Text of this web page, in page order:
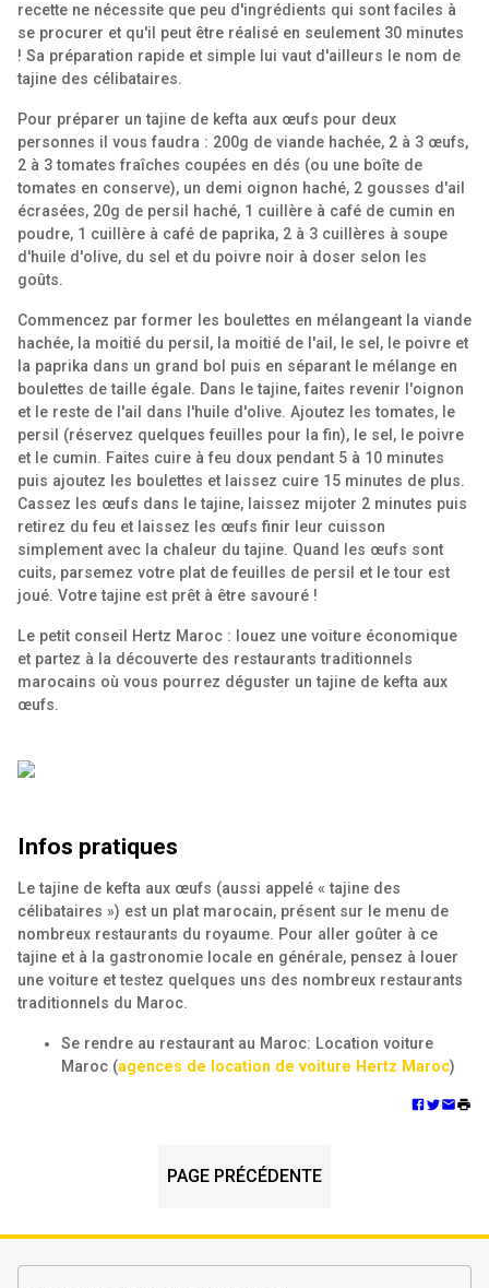
recette ne nécessite que peu d'ingrédients qui sont faciles à
se procurer et qu'il peut être réalisé en seulement 30 minutes
! Sa préparation rapide et simple lui vaut d'ailleurs le nom de
tajine des célibataires.
Pour préparer un tajine de kefta aux œufs pour deux
personnes il vous faudra : 200g de viande hachée, 2 à 3 œufs,
2 à 3 tomates fraîches coupées en dés (ou une boîte de
tomates en conserve), un demi oignon haché, 2 gousses d'ail
écrasées, 20g de persil haché, 1 cuillère à café de cumin en
poudre, 1 cuillère à café de paprika, 2 à 3 cuillères à soupe
d'huile d'olive, du sel et du poivre noir à doser selon les
goûts.
Commencez par former les boulettes en mélangeant la viande
hachée, la moitié du persil, la moitié de l'ail, le sel, le poivre et
la paprika dans un grand bol puis en séparant le mélange en
boulettes de taille égale. Dans le tajine, faites revenir l'oignon
et le reste de l'ail dans l'huile d'olive. Ajoutez les tomates, le
persil (réservez quelques feuilles pour la fin), le sel, le poivre
et le cumin. Faites cuire à feu doux pendant 5 à 10 minutes
puis ajoutez les boulettes et laissez cuire 15 minutes de plus.
Cassez les œufs dans le tajine, laissez mijoter 2 minutes puis
retirez du feu et laissez les œufs finir leur cuisson
simplement avec la chaleur du tajine. Quand les œufs sont
cuits, parsemez votre plat de feuilles de persil et le tour est
joué. Votre tajine est prêt à être savouré !
Le petit conseil Hertz Maroc : louez une voiture économique
et partez à la découverte des restaurants traditionnels
marocains où vous pourrez déguster un tajine de kefta aux
œufs.
Infos pratiques
Le tajine de kefta aux œufs (aussi appelé « tajine des
célibataires ») est un plat marocain, présent sur le menu de
nombreux restaurants du royaume. Pour aller goûter à ce
tajine et à la gastronomie locale en générale, pensez à louer
une voiture et testez quelques uns des nombreux restaurants
traditionnels du Maroc.
Se rendre au restaurant au Maroc: Location voiture
Maroc (agences de location de voiture Hertz Maroc)
PAGE PRÉCÉDENTE